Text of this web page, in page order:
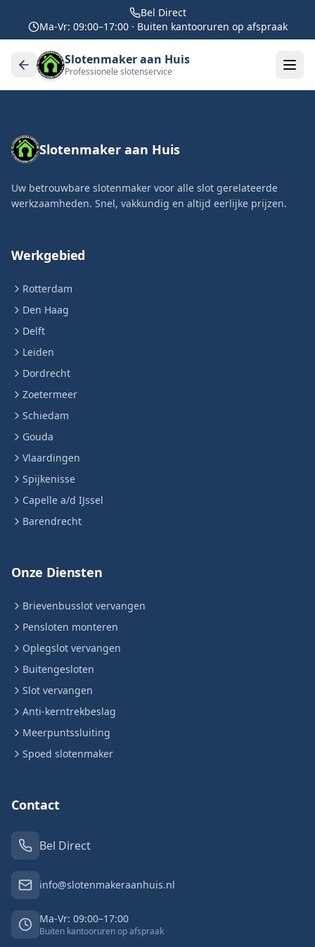
Bel Direct
Ma-Vr: 09:00–17:00 · Buiten kantooruren op afspraak
Slotenmaker aan Huis
Professionele slotenservice
Slotenmaker aan Huis
Uw betrouwbare slotenmaker voor alle slot gerelateerde
werkzaamheden. Snel, vakkundig en altijd eerlijke prijzen.
Werkgebied
Rotterdam
Den Haag
Delft
Leiden
Dordrecht
Zoetermeer
Schiedam
Gouda
Vlaardingen
Spijkenisse
Capelle a/d IJssel
Barendrecht
Onze Diensten
Brievenbusslot vervangen
Pensloten monteren
Oplegslot vervangen
Buitengesloten
Slot vervangen
Anti-kerntrekbeslag
Meerpuntssluiting
Spoed slotenmaker
Contact
Bel Direct
info@slotenmakeraanhuis.nl
Ma-Vr: 09:00–17:00
Buiten kantooruren op afspraak